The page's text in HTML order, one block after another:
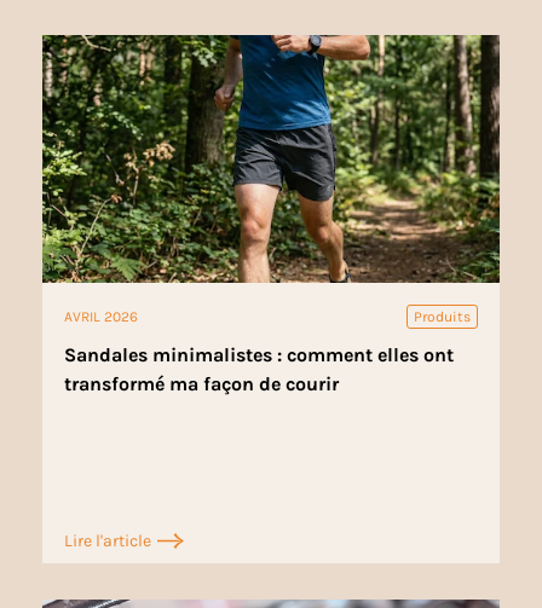
AVRIL 2026 Produits
Sandales minimalistes : comment elles ont
transformé ma façon de courir
Lire l'article